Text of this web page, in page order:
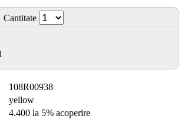
Cantitate
108R00938
yellow
4.400 la 5% acoperire